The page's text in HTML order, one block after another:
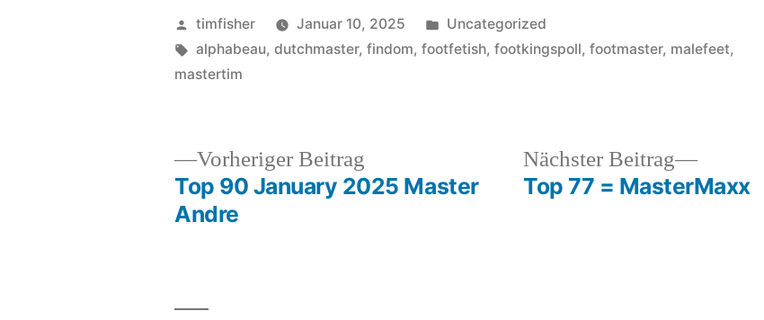
Veröffentlicht
von
timfisher Januar 10, 2025
Veröffentlicht
in
Uncategorized
Schlagwörter:
alphabeau,dutchmaster,findom,footfetish,footkingspoll,footmaster, malefeet,
mastertim
Beitragsnavigation
Vorheriger Beitrag
Beitrag:
Top 90 January 2025 Master
Andre
Nächster Beitrag
Nächster
Beitrag:
Top 77 = MasterMaxx